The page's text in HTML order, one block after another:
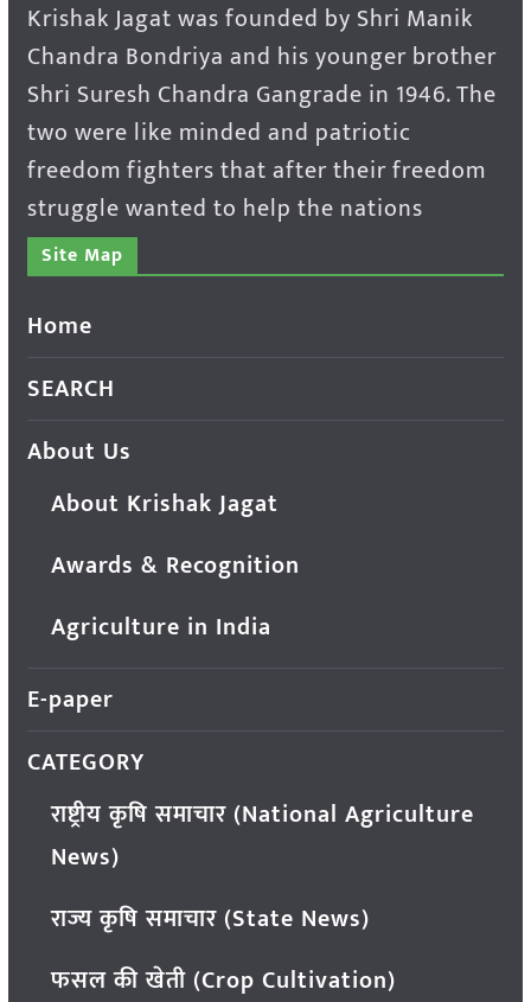
Krishak Jagat was founded by Shri Manik
Chandra Bondriya and his younger brother
Shri Suresh Chandra Gangrade in 1946. The
two were like minded and patriotic
freedom fighters that after their freedom
struggle wanted to help the nations
Site Map
Home
SEARCH
About Us
About Krishak Jagat
Awards & Recognition
Agriculture in India
E-paper
CATEGORY
राष्ट्रीय कृषि समाचार (National Agriculture
News)
राज्य कृषि समाचार (State News)
फसल की खेती (Crop Cultivation)